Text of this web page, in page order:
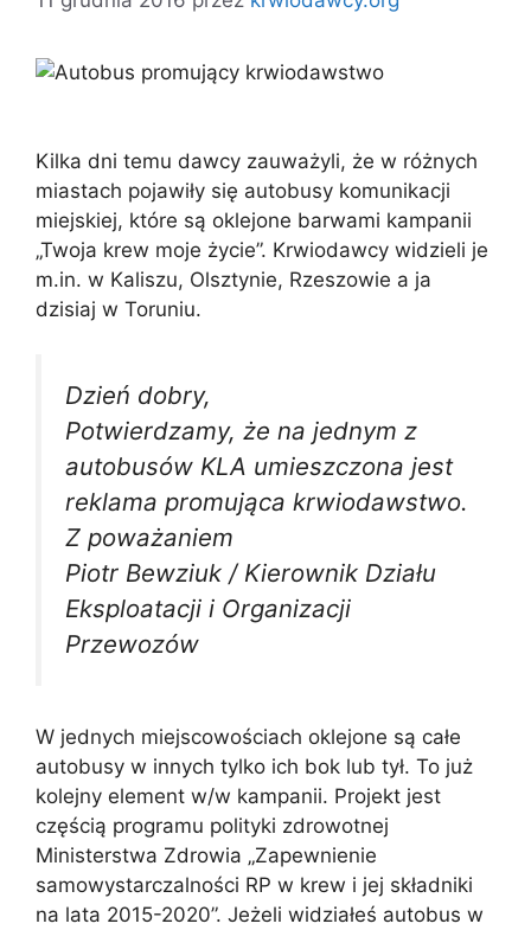
Kilka dni temu dawcy zauważyli, że w różnych
miastach pojawiły się autobusy komunikacji
miejskiej, które są oklejone barwami kampanii
„Twoja krew moje życie”. Krwiodawcy widzieli je
m.in. w Kaliszu, Olsztynie, Rzeszowie a ja
dzisiaj w Toruniu.
Dzień dobry,
Potwierdzamy, że na jednym z
autobusów KLA umieszczona jest
reklama promująca krwiodawstwo.
Z poważaniem
Piotr Bewziuk / Kierownik Działu
Eksploatacji i Organizacji
Przewozów
W jednych miejscowościach oklejone są całe
autobusy w innych tylko ich bok lub tył. To już
kolejny element w/w kampanii. Projekt jest
częścią programu polityki zdrowotnej
Ministerstwa Zdrowia „Zapewnienie
samowystarczalności RP w krew i jej składniki
na lata 2015-2020”. Jeżeli widziałeś autobus w